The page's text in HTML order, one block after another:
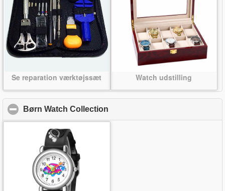
Se reparation værktøjssæt Watch udstilling
Børn Watch Collection